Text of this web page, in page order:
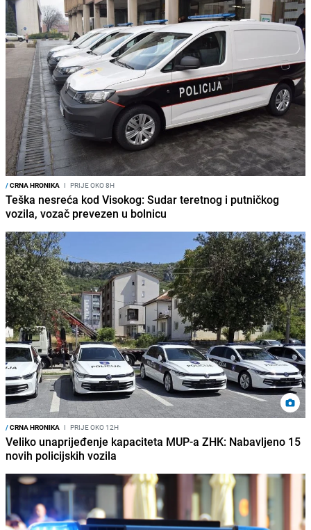
/CRNA HRONIKA I PRIJE OKO 8H
Teška nesreća kod Visokog: Sudar teretnog i putničkog
vozila, vozač prevezen u bolnicu
/CRNA HRONIKA I PRIJE OKO 12H
Veliko unaprijeđenje kapaciteta MUP-a ZHK: Nabavljeno 15
novih policijskih vozila